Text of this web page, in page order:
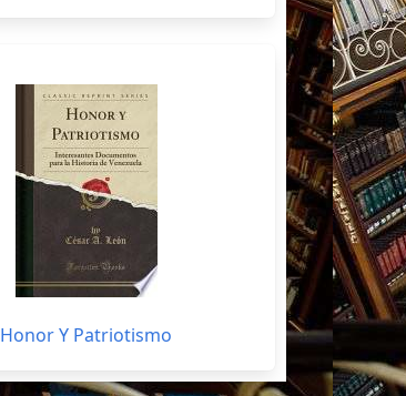
Honor Y Patriotismo